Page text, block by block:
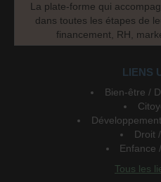
La plate-forme qui
dans toutes les étapes de
financement, RH,
LIENS
Bien-être /
Droit
Enfance
Tous les